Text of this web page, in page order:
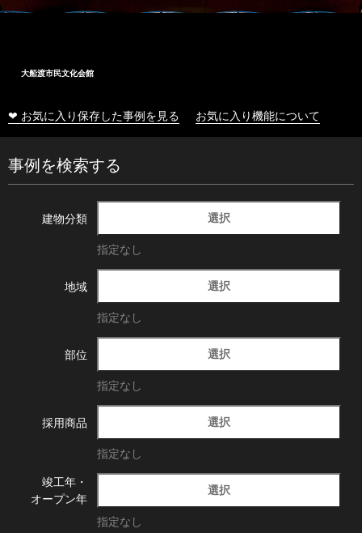
大船渡市民文化会館
❤ お気に入り保存した事例を見る お気に入り機能について
事例を検索する
建物分類 選択
指定なし
地域 選択
指定なし
部位 選択
指定なし
採用商品 選択
指定なし
竣工年・
オープン年
選択
指定なし